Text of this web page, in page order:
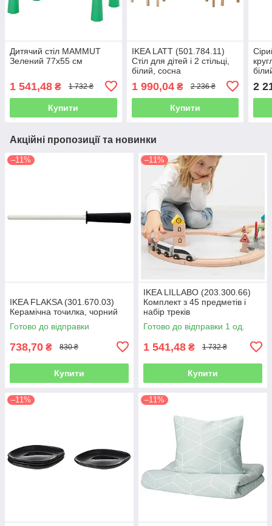
Дитячий стіл MAMMUT
Зелений 77х55 см
1 541,48 ₴ 1 732 ₴
Купити
IKEA LATT (501.784.11)
Стіл для дітей і 2 стільці,
білий, сосна
1 990,04₴ 2 236 ₴
Купити
2
Акційні пропозиції та новинки
–11%
IKEA FLAKSA (301.670.03)
Керамічна точилка, чорний
Готово до відправки
738,70 ₴ 830 ₴
Купити
–11%
IKEA LILLABO (203.300.66)
Комплект з 45 предметів і
набір треків
Готово до відправки 1 од.
1 541,48 ₴ 1 732 ₴
Купити
–11% –11%